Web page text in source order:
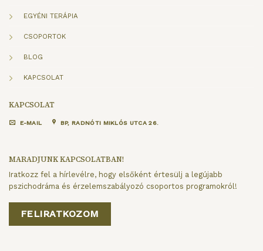
EGYÉNI TERÁPIA
CSOPORTOK
BLOG
KAPCSOLAT
KAPCSOLAT
E-MAIL BP, RADNÓTI MIKLÓS UTCA 26.
MARADJUNK KAPCSOLATBAN!
Iratkozz fel a hírlevélre, hogy elsőként értesülj a legújabb
pszichodráma és érzelemszabályozó csoportos programokról!
FELIRATKOZOM